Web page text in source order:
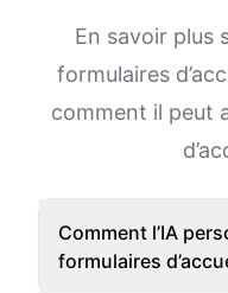
En savoir plus
formulaires
comment il peut
Comment l’IA
formulaires